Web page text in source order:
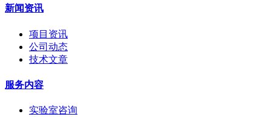
新闻资讯
项目资讯
公司动态
技术文章
服务内容
实验室咨询